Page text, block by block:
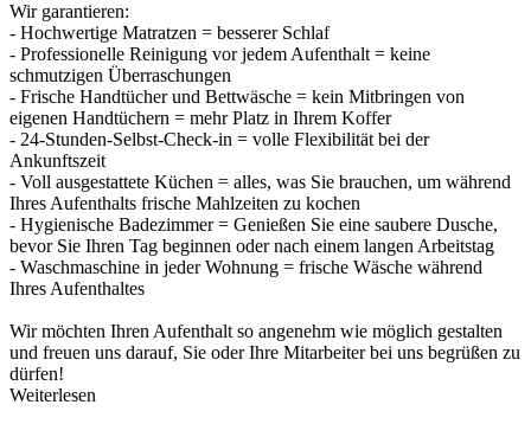
Wir garantieren:
- Hochwertige Matratzen = besserer Schlaf
- Professionelle Reinigung vor jedem Aufenthalt = keine
schmutzigen Überraschungen
- Frische Handtücher und Bettwäsche = kein Mitbringen von
eigenen Handtüchern = mehr Platz in Ihrem Koffer
- 24-Stunden-Selbst-Check-in = volle Flexibilität bei der
Ankunftszeit
- Voll ausgestattete Küchen = alles, was Sie brauchen, um während
Ihres Aufenthalts frische Mahlzeiten zu kochen
- Hygienische Badezimmer = Genießen Sie eine saubere Dusche,
bevor Sie Ihren Tag beginnen oder nach einem langen Arbeitstag
- Waschmaschine in jeder Wohnung = frische Wäsche während
Ihres Aufenthaltes
Wir möchten Ihren Aufenthalt so angenehm wie möglich gestalten
und freuen uns darauf, Sie oder Ihre Mitarbeiter bei uns begrüßen zu
dürfen!
Weiterlesen